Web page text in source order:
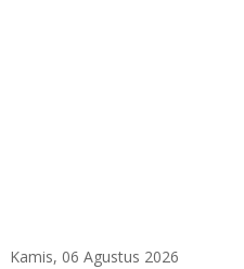
Kamis, 06 Agustus 2026